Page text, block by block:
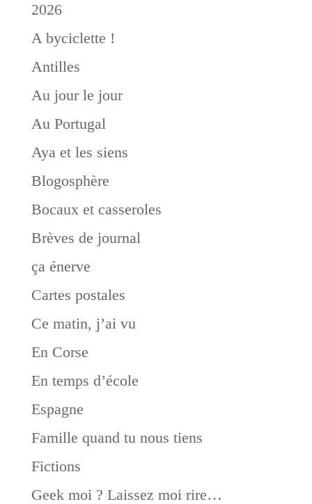
2026
A byciclette !
Antilles
Au jour le jour
Au Portugal
Aya et les siens
Blogosphère
Bocaux et casseroles
Brèves de journal
ça énerve
Cartes postales
Ce matin, j’ai vu
En Corse
En temps d’école
Espagne
Famille quand tu nous tiens
Fictions
Geek moi ? Laissez moi rire…